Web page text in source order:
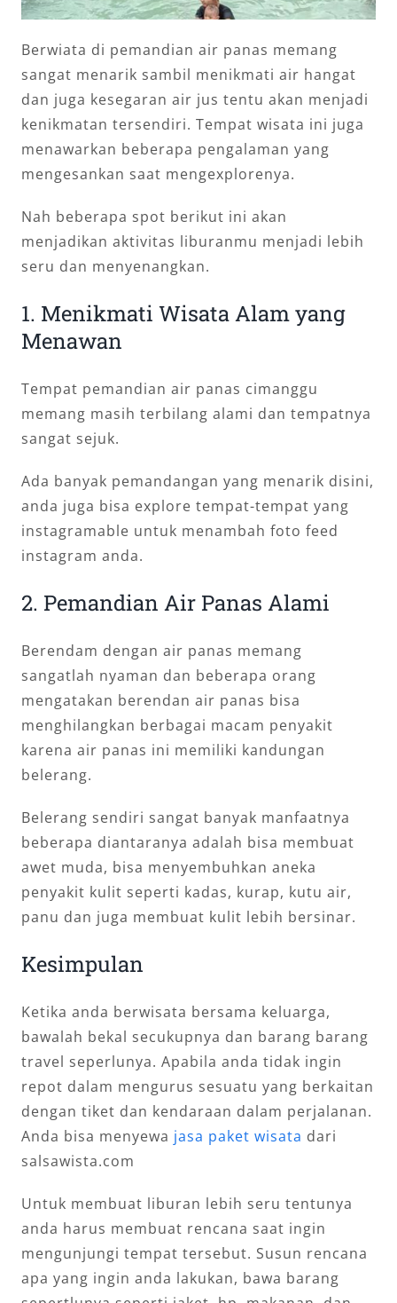
Berwiata di pemandian air panas memang
sangat menarik sambil menikmati air hangat
dan juga kesegaran air jus tentu akan menjadi
kenikmatan tersendiri. Tempat wisata ini juga
menawarkan beberapa pengalaman yang
mengesankan saat mengexplorenya.
Nah beberapa spot berikut ini akan
menjadikan aktivitas liburanmu menjadi lebih
seru dan menyenangkan.
1. Menikmati Wisata Alam yang
Menawan
Tempat pemandian air panas cimanggu
memang masih terbilang alami dan tempatnya
sangat sejuk.
Ada banyak pemandangan yang menarik disini,
anda juga bisa explore tempat-tempat yang
instagramable untuk menambah foto feed
instagram anda.
2. Pemandian Air Panas Alami
Berendam dengan air panas memang
sangatlah nyaman dan beberapa orang
mengatakan berendan air panas bisa
menghilangkan berbagai macam penyakit
karena air panas ini memiliki kandungan
belerang.
Belerang sendiri sangat banyak manfaatnya
beberapa diantaranya adalah bisa membuat
awet muda, bisa menyembuhkan aneka
penyakit kulit seperti kadas, kurap, kutu air,
panu dan juga membuat kulit lebih bersinar.
Kesimpulan
Ketika anda berwisata bersama keluarga,
bawalah bekal secukupnya dan barang barang
travel seperlunya. Apabila anda tidak ingin
repot dalam mengurus sesuatu yang berkaitan
dengan tiket dan kendaraan dalam perjalanan.
Anda bisa menyewa jasa paket wisata dari
salsawista.com
Untuk membuat liburan lebih seru tentunya
anda harus membuat rencana saat ingin
mengunjungi tempat tersebut. Susun rencana
apa yang ingin anda lakukan, bawa barang